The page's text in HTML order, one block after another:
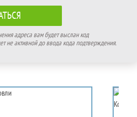
адреса вам будет выслан код
не активной до ввода кода подтверждения.